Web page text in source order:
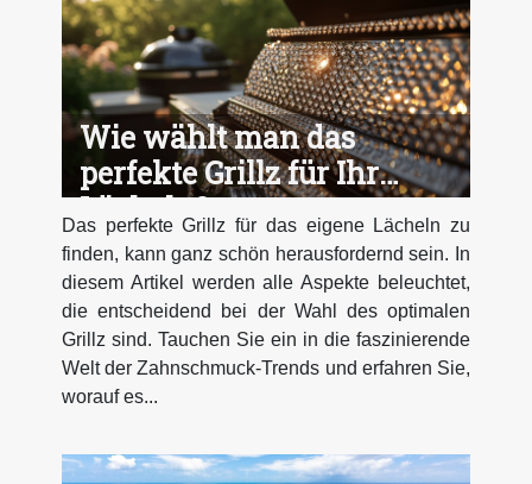
Wie wählt man das
perfekte Grillz für Ihr
Lächeln?
Das perfekte Grillz für das eigene Lächeln zu
finden, kann ganz schön herausfordernd sein. In
diesem Artikel werden alle Aspekte beleuchtet,
die entscheidend bei der Wahl des optimalen
Grillz sind. Tauchen Sie ein in die faszinierende
Welt der Zahnschmuck-Trends und erfahren Sie,
worauf es...